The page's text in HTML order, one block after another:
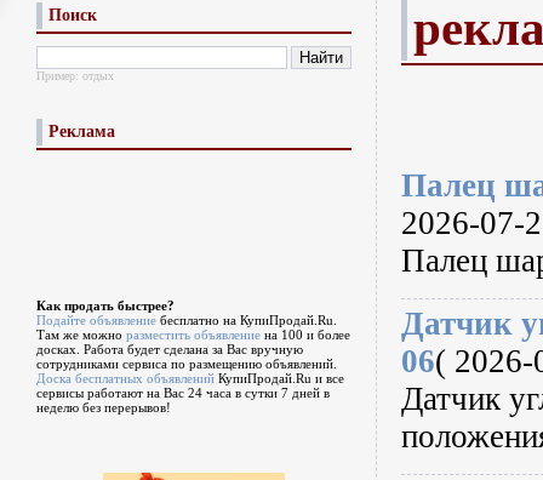
Поиск
Пример: отдых
Реклама
Как продать быстрее?
Подайте объявление бесплатно на КупиПродай.Ru.
Там же можно разместить объявление на 100 и более
досках. Работа будет сделана за Вас вручную
сотрудниками сервиса по размещению объявлений.
Доска бесплатных объявлений КупиПродай.Ru и все
сервисы работают на Вас 24 часа в сутки 7 дней в
неделю без перерывов!
Палец
2026-07-
Палец
Датчик
06( 2026-
Датчик